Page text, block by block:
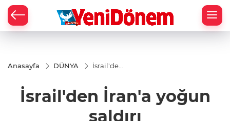
Anasayfa DÜNYA
İsrail'den
saldırı
İsrail'den İran'a yoğun
saldırı